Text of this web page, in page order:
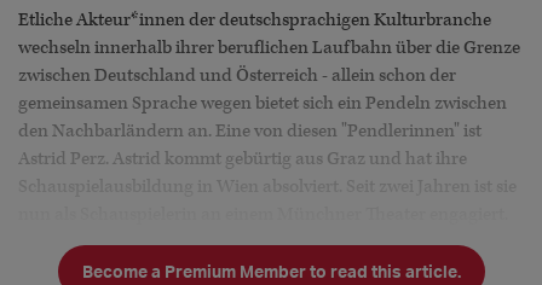
Etliche Akteur*innen der deutschsprachigen Kulturbranche
wechseln innerhalb ihrer beruflichen Laufbahn über die Grenze
zwischen Deutschland und Österreich - allein schon der
gemeinsamen Sprache wegen bietet sich ein Pendeln zwischen
den Nachbarländern an. Eine von diesen "Pendlerinnen" ist
Astrid Perz. Astrid kommt gebürtig aus Graz und hat ihre
"Wenn man wie ich als Österreicher*in nach Deutschland
Become a Premium Member to read this article.